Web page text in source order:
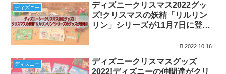
ディズニー
ディズニークリスマス2022グッ
ズ!クリスマスの妖精「リルリン
リン」シリーズが11月7日に登
2022.10.16
ディズニー
ディズニークリスマスグッズ
2022!ディズニーの仲間達がクリ